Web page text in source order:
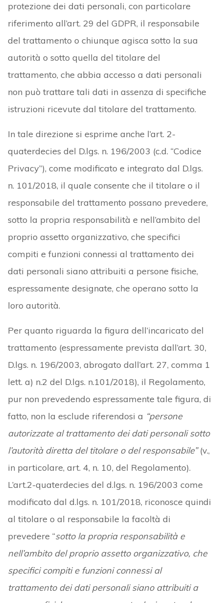
protezione dei dati personali, con particolare
riferimento all’art. 29 del GDPR, il responsabile
del trattamento o chiunque agisca sotto la sua
autorità o sotto quella del titolare del
trattamento, che abbia accesso a dati personali
non può trattare tali dati in assenza di specifiche
istruzioni ricevute dal titolare del trattamento.
In tale direzione si esprime anche l’art. 2-
quaterdecies del D.lgs. n. 196/2003 (c.d. “Codice
Privacy”), come modificato e integrato dal D.lgs.
n. 101/2018, il quale consente che il titolare o il
responsabile del trattamento possano prevedere,
sotto la propria responsabilità e nell’ambito del
proprio assetto organizzativo, che specifici
compiti e funzioni connessi al trattamento dei
dati personali siano attribuiti a persone fisiche,
espressamente designate, che operano sotto la
loro autorità.
Per quanto riguarda la figura dell’incaricato del
trattamento (espressamente prevista dall’art. 30,
D.lgs. n. 196/2003, abrogato dall’art. 27, comma 1
lett. a) n.2 del D.lgs. n.101/2018), il Regolamento,
pur non prevedendo espressamente tale figura, di
fatto, non la esclude riferendosi a “persone
autorizzate al trattamento dei dati personali sotto
l’autorità diretta del titolare o del responsabile”(v.,
in particolare, art. 4, n. 10, del Regolamento).
L’art.2-quaterdecies del d.lgs. n. 196/2003 come
modificato dal d.lgs. n. 101/2018, riconosce quindi
al titolare o al responsabile la facoltà di
prevedere “sotto la propria responsabilità e
nell’ambito del proprio assetto organizzativo, che
specifici compiti e funzioni connessi al
trattamento dei dati personali siano attribuiti a